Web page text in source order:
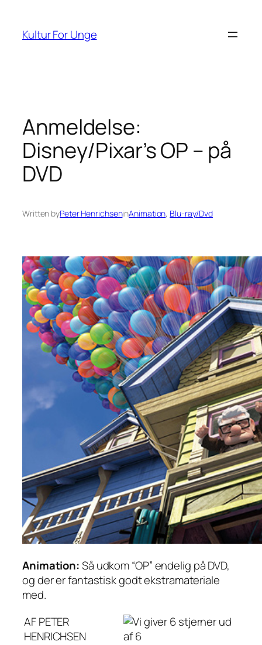
indhold
Kultur For Unge
Anmeldelse:
Disney/Pixar’s OP – på
DVD
Written byPeter HenrichseninAnimation, Blu-ray/Dvd
Animation:Så udkom “OP” endelig på DVD,
og der er fantastisk godt ekstramateriale
med.
AF PETER
HENRICHSEN